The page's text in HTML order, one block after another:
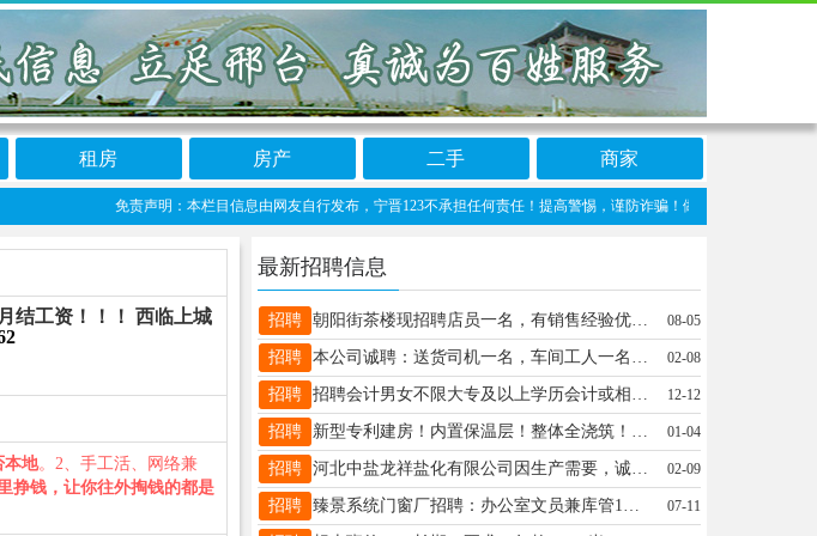
租房 房产 二手 商家
免责声明：本栏目信息由网友自行发布，宁晋123不承担任何责任！提高警惕，谨防诈骗！做推广、做信息置顶！
结工资！！！ 西临上城
本地。2、手工活、网络兼
挣钱，让你往外掏钱的都是
最新招聘信息
招聘 朝阳街茶楼现招聘店员一名，有销售经验优先，年龄25-45周岁工资面议有意者请联系电话￼19133999996（电话同微） 08-05
招聘 本公司诚聘：送货司机一名，车间工人一名，缝纫工若干，工资面议。地址高速口北行1千500米路东，电话18931914510 02-08
招聘 招聘会计男女不限大专及以上学历会计或相关专业持初级会计职称工业会计相关3年以上工作经验熟练金蝶财务软件及office办公软件工资5000-6500国企及上市公司待遇李经理18783899630 12-12
招聘 新型专利建房！内置保温层！整体全浇筑！冬天不用开暖气夏天不用开空调！施工快捷五人七天一套主体！能省下一大笔人工费！现在诚招宁晋县各村镇业务员！工作时间自由！月入过万！15369203563 01-04
招聘 河北中盐龙祥盐化有限公司因生产需要，诚聘仪表工3名、电工2名、叉车工2名，要求：大专及以上学历、40周岁以下，有生产企业工作经验者优先录用，详询:15094465940 02-09
招聘 臻景系统门窗厂招聘：办公室文员兼库管1名、门卫2名，系统门窗制作熟练技工2名、流水线组装工6名（有相关工作经验），联系电话13785966630 07-11